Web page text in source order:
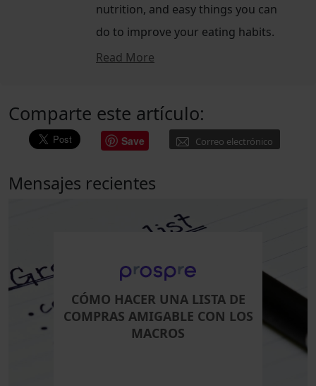
nutrition, and easy things you can
do to improve your eating habits.
Read More
Comparte este artículo:
Save Correo electrónico
Mensajes recientes
CÓMO HACER UNA LISTA DE
COMPRAS AMIGABLE CON LOS
MACROS